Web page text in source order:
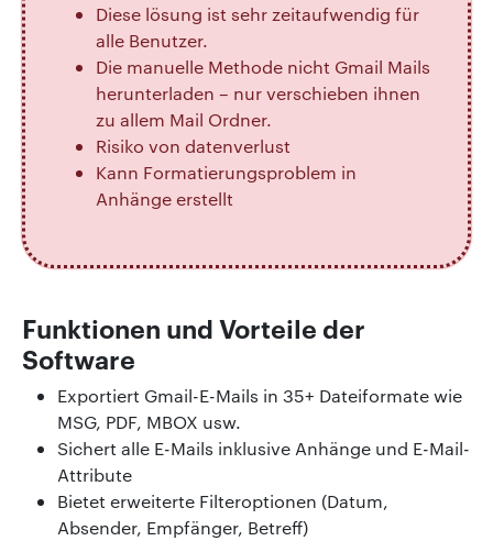
Diese lösung ist sehr zeitaufwendig für
alle Benutzer.
Die manuelle Methode nicht Gmail Mails
herunterladen – nur verschieben ihnen
zu allem Mail Ordner.
Risiko von datenverlust
Kann Formatierungsproblem in
Anhänge erstellt
Funktionen und Vorteile der
Software
Exportiert Gmail-E-Mails in 35+ Dateiformate wie
MSG, PDF, MBOX usw.
Sichert alle E-Mails inklusive Anhänge und E-Mail-
Attribute
Bietet erweiterte Filteroptionen (Datum,
Absender, Empfänger, Betreff)